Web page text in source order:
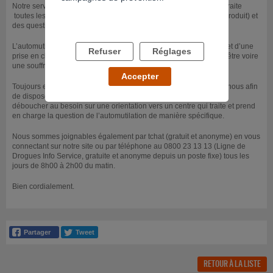
Notre service, ADALIS (Addictions, Drogues, Alcool Info Service) traite
toutes les questions relatives à une dépendance (avec ou sans produit) et
des questions portant également sur les conduites addictives.
L’automutilation peut devenir une conduite addictive, et faire l’objet d’une
prise en charge à ce titre. Quoiqu’il en soit, elle démontre un mal-être voire
une souffrance, qu'il faut au moins partager avec quequ'un.
Toujours est-il que c’est un sujet que vous pourriez aborder avec nous afin
de disposer d’une première écoute, d’un premier accueil pouvant
déboucher au besoin sur une orientation vers un centre qui traite et prend
en charge la question de l’automutilation de manière spécifique.
Nous sommes joignables également par tchat (gratuit et anonyme) en vous
connectant sur notre site ou par téléphone au 0800 23 13 13 (Ligne de
Drogues Info Service, gratuite et anonyme depuis un poste fixe) tous les
jours de 8h00 à 2h00 du matin.
Bien cordialement.
RETOUR À LA LISTE
Refuser Réglages
Accepter